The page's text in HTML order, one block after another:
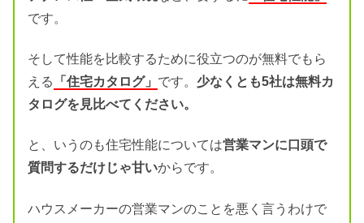
です。
そして性能を比較するために役立つのが無料でもら
える
「住宅カタログ」 です。 少なくとも5社は無料カ
タログを見比べてください。
と、いうのも住宅性能については営業マンに口頭で
質問するだけじゃ甘いからです。
ハウスメーカーの営業マンのことを悪く言うわけで